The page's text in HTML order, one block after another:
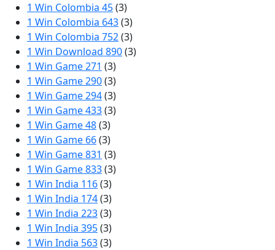
1 Win Colombia 45(3)
1 Win Colombia 643(3)
1 Win Colombia 752(3)
1 Win Download 890(3)
1 Win Game 271 (3)
1 Win Game 290(3)
1 Win Game 294(3)
1 Win Game 433(3)
1 Win Game 48(3)
1 Win Game 66(3)
1 Win Game 831 (3)
1 Win Game 833(3)
1 Win India 116(3)
1 Win India 174(3)
1 Win India 223(3)
1 Win India 395(3)
1 Win India 563(3)